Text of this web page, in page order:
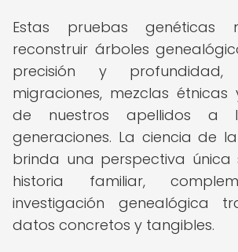
Estas pruebas genéticas
reconstruir árboles
precisión y profundidad,
migraciones, mezclas
de nuestros apellidos
generaciones. La ciencia de
brinda una perspectiva única
historia familiar,
investigación genealógica
datos concretos y tangibles.